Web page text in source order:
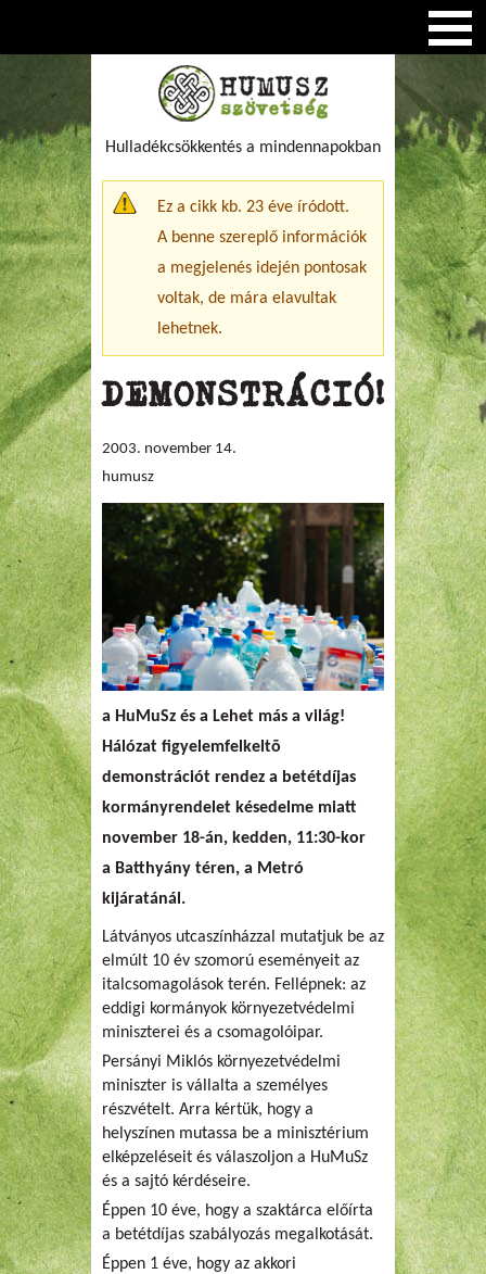
Hulladékcsökkentés a mindennapokban
Figyelmeztető üzenet
Ez a cikk kb. 23 éve íródott.
A benne szereplő információk
a megjelenés idején pontosak
voltak, de mára elavultak
lehetnek.
DEMONSTRÁCIÓ!
2003. november 14.
humusz
a HuMuSz és a Lehet más a világ!
Hálózat figyelemfelkeltõ
demonstrációt rendez a betétdíjas
kormányrendelet késedelme miatt
november 18-án, kedden, 11:30-kor
a Batthyány téren, a Metró
kijáratánál.
Látványos utcaszínházzal mutatjuk be az
elmúlt 10 év szomorú eseményeit az
italcsomagolások terén. Fellépnek: az
eddigi kormányok környezetvédelmi
miniszterei és a csomagolóipar.
Persányi Miklós környezetvédelmi
miniszter is vállalta a személyes
részvételt. Arra kértük, hogy a
helyszínen mutassa be a minisztérium
elképzeléseit és válaszoljon a HuMuSz
és a sajtó kérdéseire.
Éppen 10 éve, hogy a szaktárca előírta
a betétdíjas szabályozás megalkotását.
Éppen 1 éve, hogy az akkori